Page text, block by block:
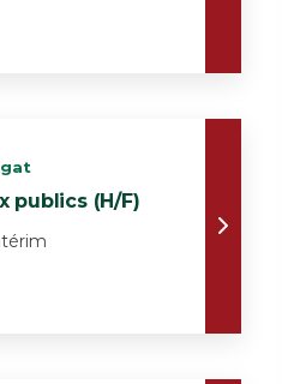
publics (H/F)